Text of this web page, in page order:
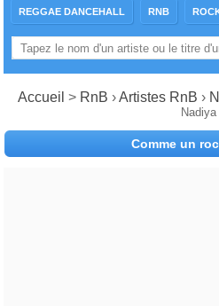
REGGAE DANCEHALL RNB
Accueil > RnB ›Artistes RnB ›
Nadiya
Comme un